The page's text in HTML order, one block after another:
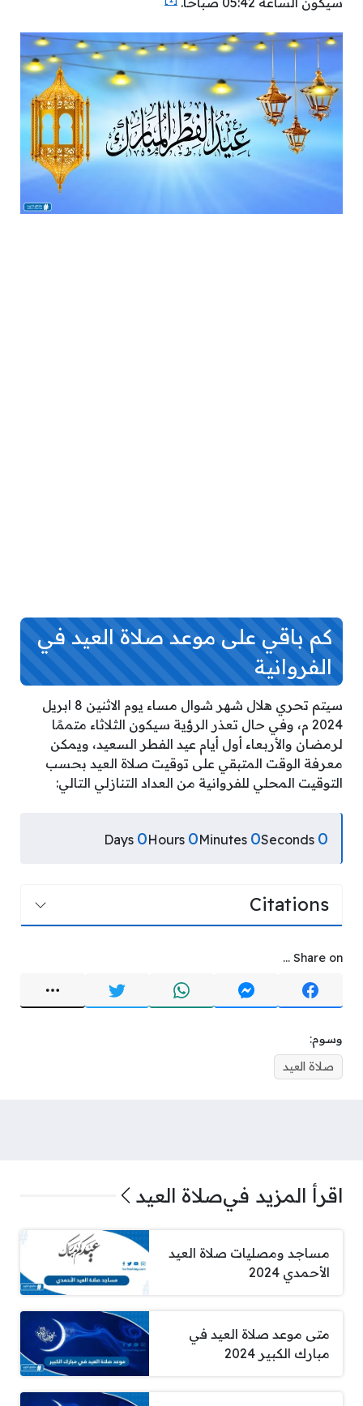
كم باقي على موعد صلاة العيد في
الفروانية
سيتم تحري هلال شهر شوال مساء يوم الاثنين 8 ابريل
2024 م، وفي حال تعذر الرؤية سيكون الثلاثاء متممًا
لرمضان والأربعاء أول أيام عيد الفطر السعيد، ويمكن
معرفة الوقت المتبقي على توقيت صلاة العيد بحسب
التوقيت المحلي للفروانية من العداد التنازلي التالي:
0
Seconds
0
Minutes
0
Hours
0
Days
Citations
Share on ...
وسوم:
صلاة العيد
اقرأ المزيد فيصلاة العيد
مساجد ومصليات صلاة العيد
الأحمدي 2024
متى موعد صلاة العيد في
مبارك الكبير 2024